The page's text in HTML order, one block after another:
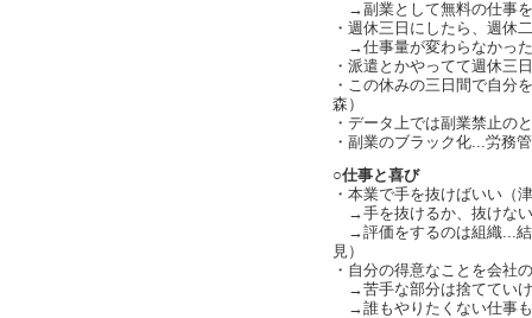
→副業として無料の仕事を
・週休三日にしたら、週休
→仕事量が変わらなかっ
・派遣とかやってて週休三
・この休みの三日間で自分
森）
・データ上では副業禁止の
・副業のブラック化...労務
○仕事と喜び
・本業で手を抜けばいい（
→手を抜けるか、抜けな
→評価をするのは組織...結
見）
・自分の得意なことを会社
→苦手な部分は捨ててい
→誰もやりたくない仕事